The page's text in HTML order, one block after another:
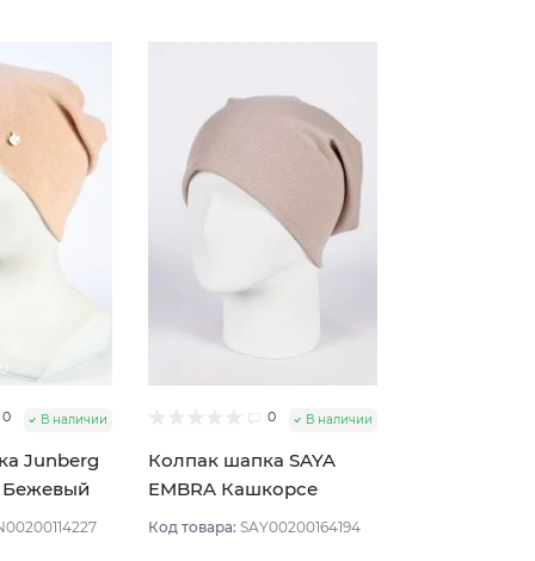
0 В наличии
Junberg
Бежевый
0 В наличии
Колпак шапка SAYA
EMBRA Кашкорсе
"шелк" цвет Бежевый
Код товара: SAY00200164194